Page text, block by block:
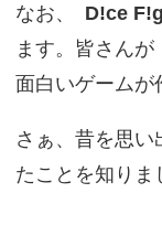
なお、 D!ce
ます。皆さんが
面白いゲームが
さぁ、昔を思
たことを知りま